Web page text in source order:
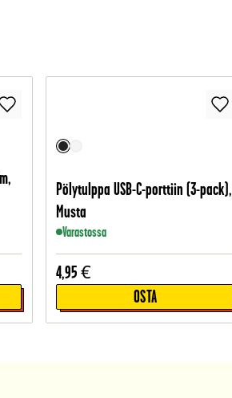
Pölytulppa USB-C-porttiin (3-pack),
Musta
Varastossa
4,95 €
OSTA